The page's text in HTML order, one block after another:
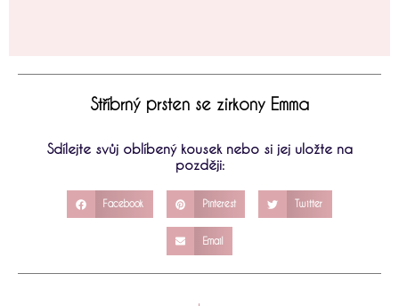
Stříbrný prsten se zirkony Emma
Sdílejte svůj oblíbený kousek nebo si jej uložte na
později:
Facebook Pinterest Twitter
Email